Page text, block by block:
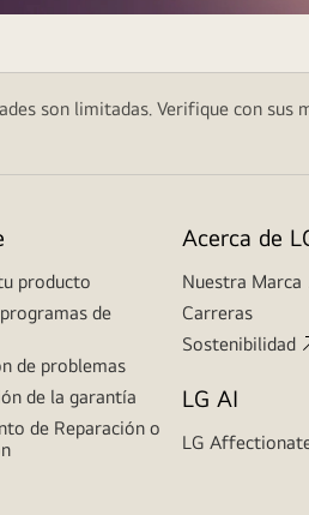
son limitadas. Verifique con sus
producto
de
de problemas
de la garantía
de Reparación o
Acerca de
Nuestra Marca
Carreras
Sostenibilidad
LG AI
LG